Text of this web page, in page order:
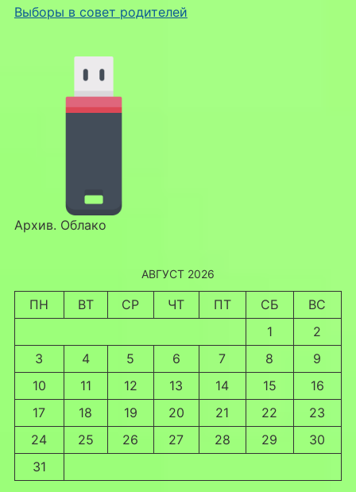
Выборы в совет родителей
Архив. Облако
АВГУСТ 2026
ПН ВТ СР ЧТ ПТ СБ
ВС
1
2
3
4 5 6 7 8
9
10
11 12 13 14 15
16
17
18 19 20 21 22
23
24
25 26 27 28 29
30
31